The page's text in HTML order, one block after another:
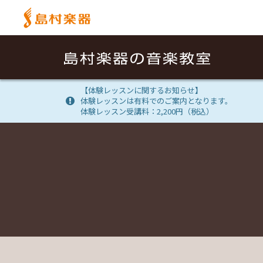
【体験レッスンに関するお知らせ】
体験レッスンは有料でのご案内となります。
体験レッスン受講料：2,200円（税込）